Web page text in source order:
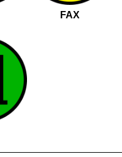
FAX